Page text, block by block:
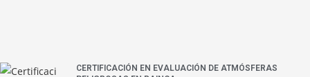
CERTIFICACIÓN EN EVALUACIÓN DE ATMÓSFERAS